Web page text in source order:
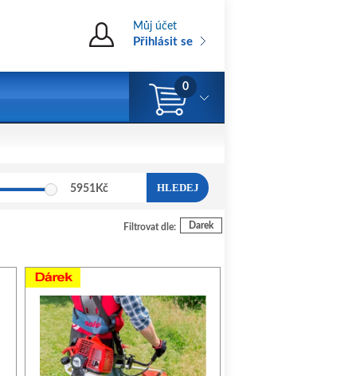
Můj účet
Přihlásit se
0
5951Kč HLEDEJ
Filtrovat dle: Darek